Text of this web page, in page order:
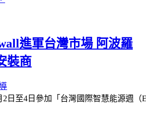
進軍台灣市場 阿波羅
裝商